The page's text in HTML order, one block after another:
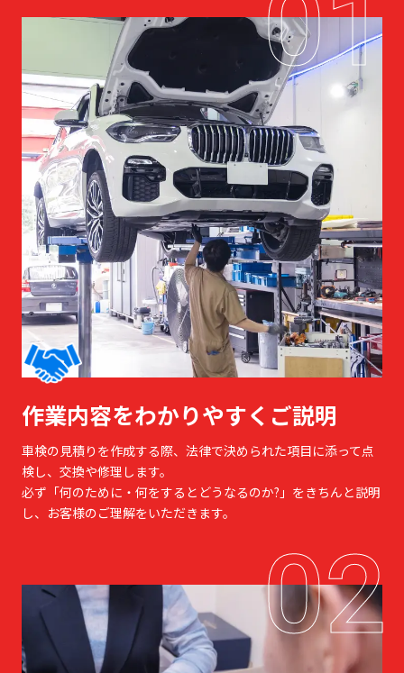
作業内容をわかりやすくご説明
車検の見積りを作成する際、法律で決められた項目に添って点
検し、交換や修理します。
必ず「何のために・何をするとどうなるのか?」をきちんと説明
し、お客様のご理解をいただきます。